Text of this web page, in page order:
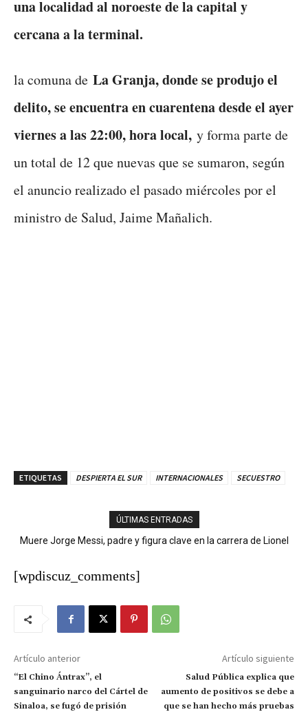
una localidad al noroeste de la capital y
cercana a la terminal.
la comuna de La Granja, donde se produjo el
delito, se encuentra en cuarentena desde el ayer
viernes a las 22:00, hora local, y forma parte de
un total de 12 que nuevas que se sumaron, según
el anuncio realizado el pasado miércoles por el
ministro de Salud, Jaime Mañalich.
ETIQUETAS DESPIERTA EL SUR INTERNACIONALES SECUESTRO
ÚLTIMAS ENTRADAS
Muere Jorge Messi, padre y figura clave en la carrera de Lionel
Sanjuanero Ferdy Agramonte conquista el oro en los 800 metros
[wpdiscuz_comments]
Artículo anterior
“El Chino Ántrax”, el
sanguinario narco del Cártel de
Sinaloa, se fugó de prisión
Artículo siguiente
Salud Pública explica que
aumento de positivos se debe a
que se han hecho más pruebas